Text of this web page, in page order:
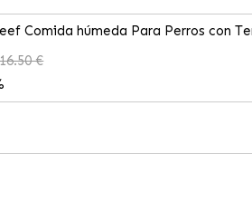
Comida húmeda Para Perros con
16.50 €